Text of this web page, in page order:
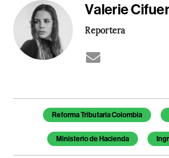
Valerie
Reportera
Temas de este artículo
Reforma Tributaria Colombia
Ministerio de Hacienda